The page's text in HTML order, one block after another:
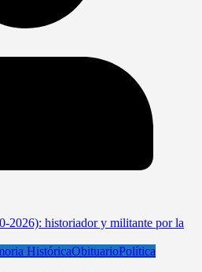
HistóricaObituarioPolítica